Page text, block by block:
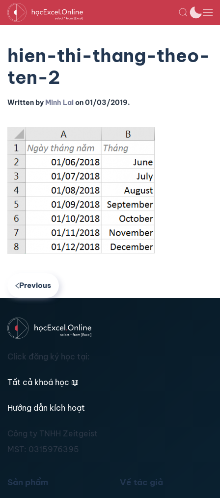
hien-thi-thang-theo-
ten-2
Written by Minh Laion01/03/2019.
Previous
Click đăng ký học tại:
Tất cả khoá học 📖
Hướng dẫn kích hoạt
Công ty TNHH Zeitgeist
MST: 0315976395
Sản phẩm Về tác giả